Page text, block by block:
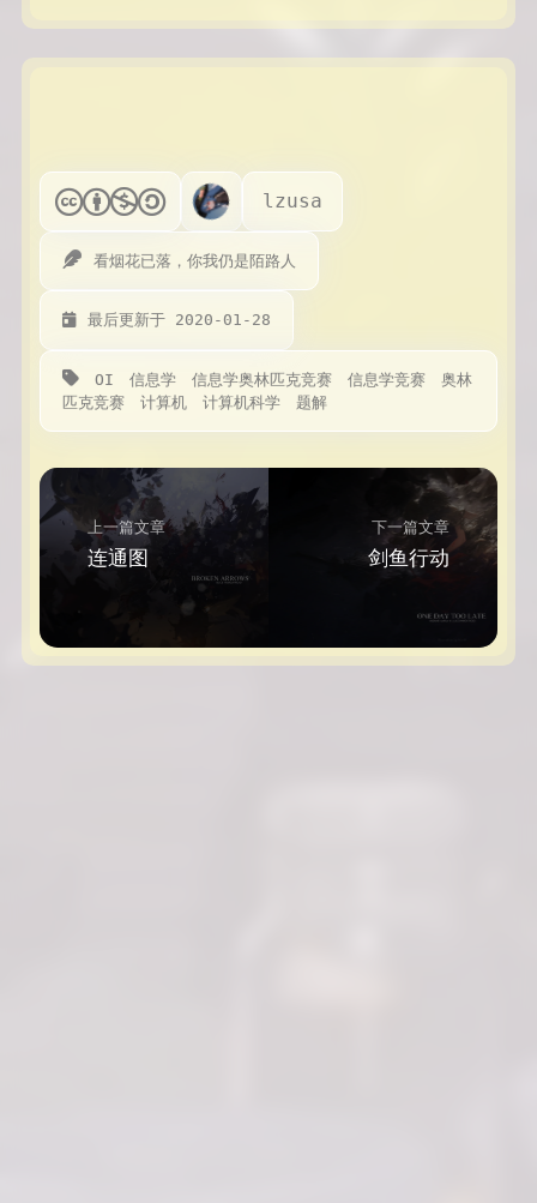
lzusa
看烟花已落，你我仍是陌路人
最后更新于 2020-01-28
OI 信息学 信息学奥林匹克竞赛 信息学竞赛
奥林
匹克竞赛
计算机 计算机科学 题解
上一篇文章
连通图
下一篇文章
剑鱼行动